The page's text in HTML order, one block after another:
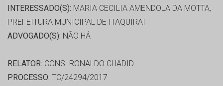
INTERESSADO(S): MARIA CECILIA AMENDOLA DA MOTTA,
PREFEITURA MUNICIPAL DE ITAQUIRAI
ADVOGADO(S): NÃO HÁ
RELATOR: CONS. RONALDO CHADID
PROCESSO: TC/24294/2017